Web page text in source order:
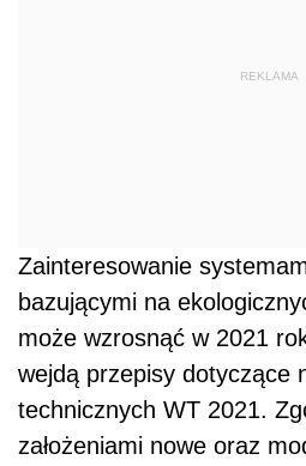
REKLAMA
Zainteresowanie
bazującymi na
może wzrosnąć w 2021
wejdą przepisy dotyczące
technicznych WT 2021.
założeniami nowe oraz